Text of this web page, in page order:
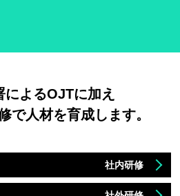
によるOJTに加え
で人材を育成します。
社内研修